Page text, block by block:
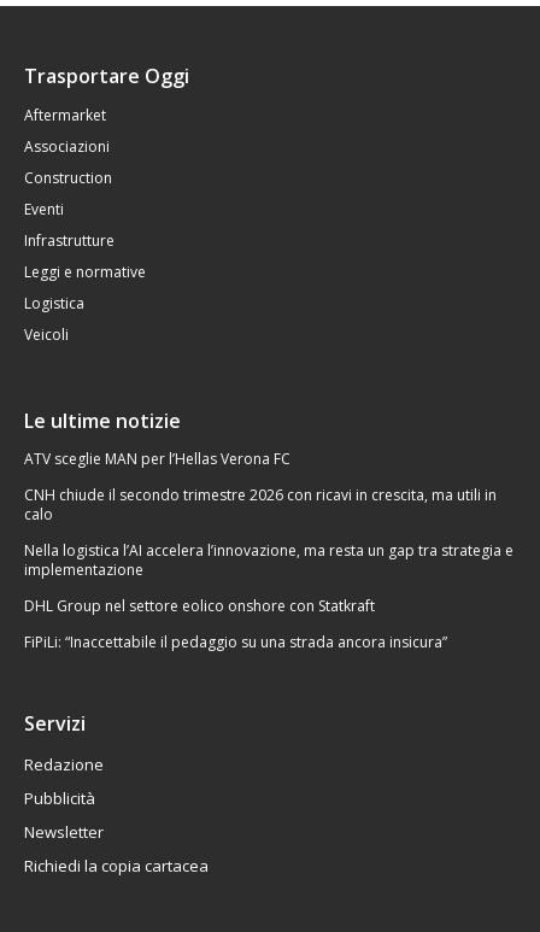
Trasportare Oggi
Aftermarket
Associazioni
Construction
Eventi
Infrastrutture
Leggi e normative
Logistica
Veicoli
Le ultime notizie
ATV sceglie MAN per l’Hellas Verona FC
CNH chiude il secondo trimestre 2026 con ricavi in crescita, ma utili in
calo
Nella logistica l’AI accelera l’innovazione, ma resta un gap tra strategia e
implementazione
DHL Group nel settore eolico onshore con Statkraft
FiPiLi: “Inaccettabile il pedaggio su una strada ancora insicura”
Servizi
Redazione
Pubblicità
Newsletter
Richiedi la copia cartacea